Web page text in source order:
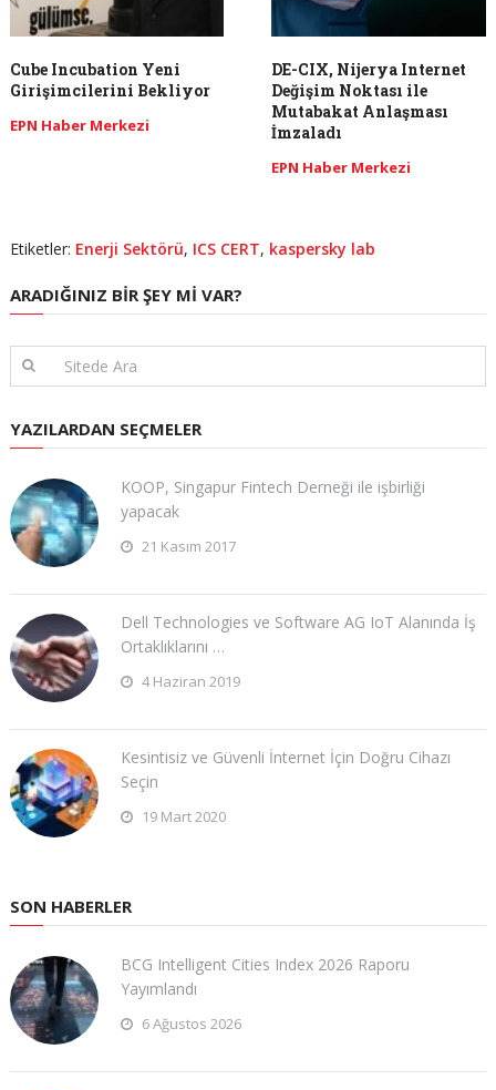
Cube Incubation Yeni
Girişimcilerini Bekliyor
EPN Haber Merkezi
DE-CIX, Nijerya Internet
Değişim Noktası ile
Mutabakat Anlaşması
İmzaladı
EPN Haber Merkezi
Etiketler: Enerji Sektörü, ICS CERT, kaspersky lab
ARADIĞINIZ BIR ŞEY MI VAR?
YAZILARDAN SEÇMELER
KOOP, Singapur Fintech Derneği ile işbirliği
yapacak
21 Kasım 2017
​Dell Technologies ve Software AG IoT Alanında İş
Ortaklıklarını …
4 Haziran 2019
Kesintisiz ve Güvenli İnternet İçin Doğru Cihazı
Seçin
19 Mart 2020
SON HABERLER
BCG Intelligent Cities Index 2026 Raporu
Yayımlandı
6 Ağustos 2026